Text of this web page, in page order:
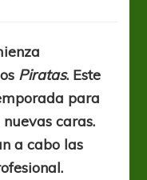
para
el
Piratas. Este
para
caras.
a cabo las